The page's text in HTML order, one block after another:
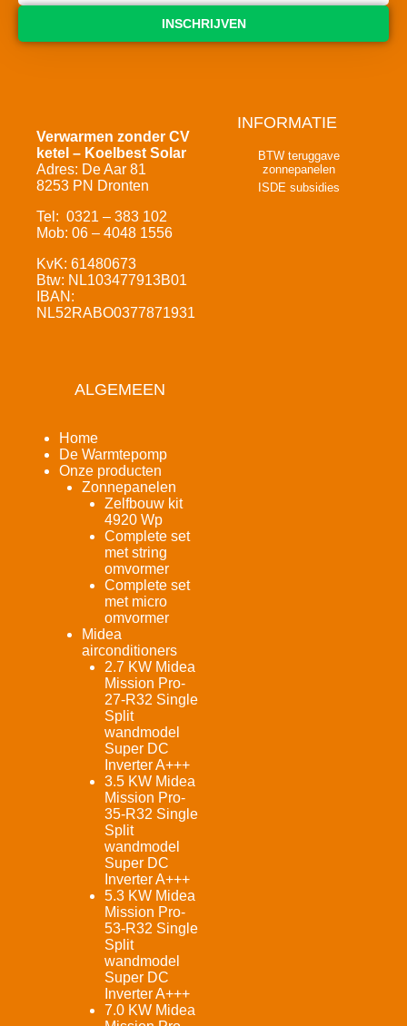
INSCHRIJVEN
Verwarmen zonder CV
ketel – Koelbest Solar
Adres: De Aar 81
8253 PN Dronten
Tel: 0321 – 383 102
Mob: 06 – 4048 1556
KvK: 61480673
Btw: NL103477913B01
IBAN:
NL52RABO0377871931
INFORMATIE
BTW teruggave
zonnepanelen
ISDE subsidies
ALGEMEEN
Home
De Warmtepomp
Onze producten
Zonnepanelen
Zelfbouw kit
4920 Wp
Complete set
met string
omvormer
Complete set
met micro
omvormer
Midea
airconditioners
2.7 KW Midea
Mission Pro-
27-R32 Single
Split
wandmodel
Super DC
Inverter A+++
3.5 KW Midea
Mission Pro-
35-R32 Single
Split
wandmodel
Super DC
Inverter A+++
5.3 KW Midea
Mission Pro-
53-R32 Single
Split
wandmodel
Super DC
Inverter A+++
7.0 KW Midea